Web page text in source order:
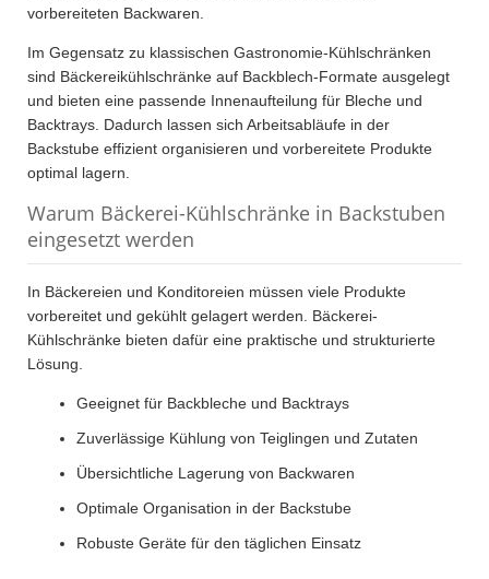
vorbereiteten Backwaren.
Im Gegensatz zu klassischen Gastronomie-Kühlschränken
sind Bäckereikühlschränke auf Backblech-Formate ausgelegt
und bieten eine passende Innenaufteilung für Bleche und
Backtrays. Dadurch lassen sich Arbeitsabläufe in der
Backstube effizient organisieren und vorbereitete Produkte
optimal lagern.
Warum Bäckerei-Kühlschränke in Backstuben
eingesetzt werden
In Bäckereien und Konditoreien müssen viele Produkte
vorbereitet und gekühlt gelagert werden. Bäckerei-
Kühlschränke bieten dafür eine praktische und strukturierte
Lösung.
Geeignet für Backbleche und Backtrays
Zuverlässige Kühlung von Teiglingen und Zutaten
Übersichtliche Lagerung von Backwaren
Optimale Organisation in der Backstube
Robuste Geräte für den täglichen Einsatz